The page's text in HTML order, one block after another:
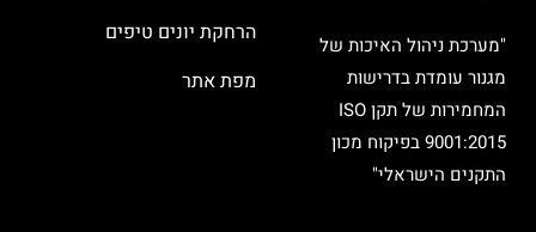
"מערכת ניהול האיכות של
מגנור עומדת בדרישות
המחמירות של תקן ISO
9001:2015 בפיקוח מכון
התקנים הישראלי"
הרחקת יונים טיפים
מפת אתר